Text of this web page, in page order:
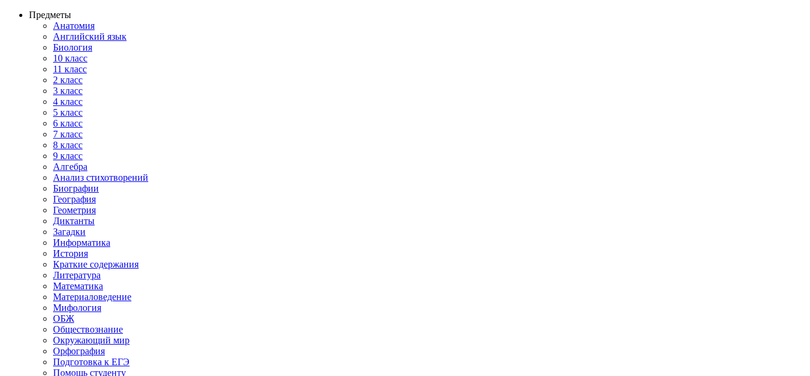
Предметы
Анатомия
Английский язык
Биология
10 класс
11 класс
2 класс
3 класс
4 класс
5 класс
6 класс
7 класс
8 класс
9 класс
Алгебра
Анализ стихотворений
Биографии
География
Геометрия
Диктанты
Загадки
Информатика
История
Краткие содержания
Литература
Математика
Материаловедение
Мифология
ОБЖ
Обществознание
Окружающий мир
Орфография
Подготовка к ЕГЭ
Помощь студенту